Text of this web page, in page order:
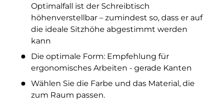
Optimalfall ist der Schreibtisch
höhenverstellbar – zumindest so, dass er auf
die ideale Sitzhöhe abgestimmt werden
kann
Die optimale Form: Empfehlung für
ergonomisches Arbeiten - gerade Kanten
Wählen Sie die Farbe und das Material, die
zum Raum passen.